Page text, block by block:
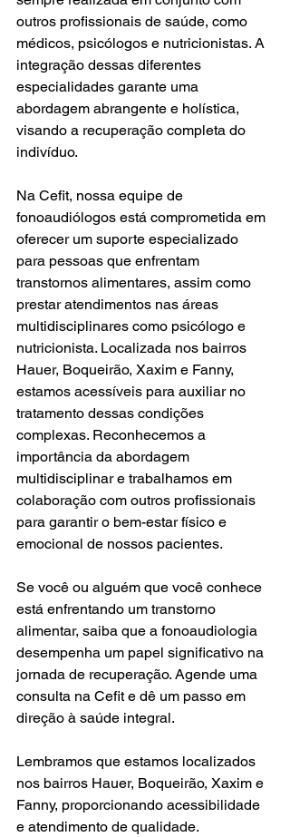
outros profissionais de saúde, como
médicos, psicólogos e nutricionistas. A
integração dessas diferentes
especialidades garante uma
abordagem abrangente e holística,
visando a recuperação completa do
indivíduo.
Na Cefit, nossa equipe de
fonoaudiólogos está comprometida em
oferecer um suporte especializado
para pessoas que enfrentam
transtornos alimentares, assim como
prestar atendimentos nas áreas
multidisciplinares como psicólogo e
nutricionista. Localizada nos bairros
Hauer, Boqueirão, Xaxim e Fanny,
estamos acessíveis para auxiliar no
tratamento dessas condições
complexas. Reconhecemos a
importância da abordagem
multidisciplinar e trabalhamos em
colaboração com outros profissionais
para garantir o bem-estar físico e
emocional de nossos pacientes.
Se você ou alguém que você conhece
está enfrentando um transtorno
alimentar, saiba que a fonoaudiologia
desempenha um papel significativo na
jornada de recuperação. Agende uma
consulta na Cefit e dê um passo em
direção à saúde integral.
Lembramos que estamos localizados
nos bairros Hauer, Boqueirão, Xaxim e
Fanny, proporcionando acessibilidade
e atendimento de qualidade.